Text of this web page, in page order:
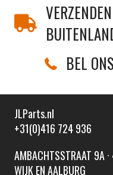
BEL
JLParts.nl
+31(0)416 724 936
AMBACHTSSTRAAT 9A
WIJK EN AALBURG